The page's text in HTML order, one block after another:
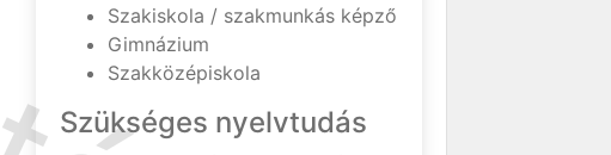
Szakiskola / szakmunkás képző
Gimnázium
Szakközépiskola
Szükséges nyelvtudás